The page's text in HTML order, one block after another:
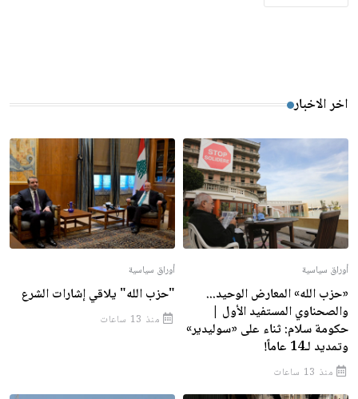
اخر الاخبار
أوراق سياسية
«حزب الله» المعارض الوحيد...
والصحناوي المستفيد الأول |
حكومة سلام: ثناء على «سوليدير»
وتمديد لـ14 عاماً!
منذ 13 ساعات
أوراق سياسية
"حزب الله" يلاقي إشارات الشرع
منذ 13 ساعات